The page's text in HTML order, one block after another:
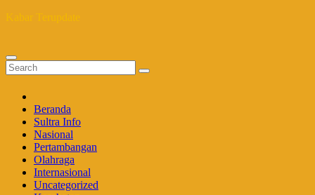
Kabar Terupdate
Beranda
Sultra Info
Nasional
Pertambangan
Olahraga
Internasional
Uncategorized